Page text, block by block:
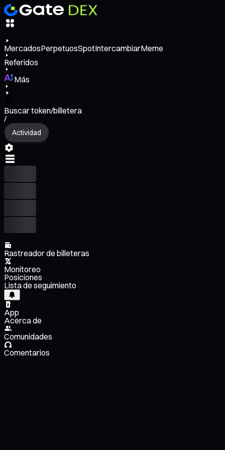
MercadosPerpetuosSpotIntercambiarMeme
Referidos
Más
Buscar token/billetera
/
Actividad
Rastreador de billeteras
Monitoreo
Posiciones
Lista de seguimiento
App
Acerca de
Comunidades
Comentarios